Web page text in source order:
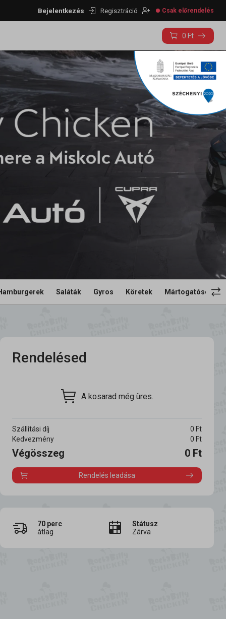
Bejelentkezés Regisztráció Csak előrendelés
0 Ft
Saláták Gyros Köretek Mártogatósok
Rendelésed
A kosarad még üres.
Szállítási díj 0 Ft
Kedvezmény
0 Ft
Végösszeg 0 Ft
Rendelés leadása
70 perc
átlag
Státusz
Zárva